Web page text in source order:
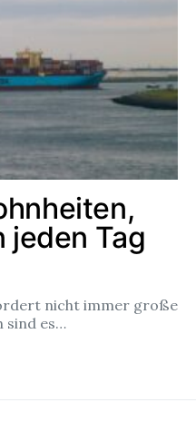
jeden Tag
nicht immer große
sind es…